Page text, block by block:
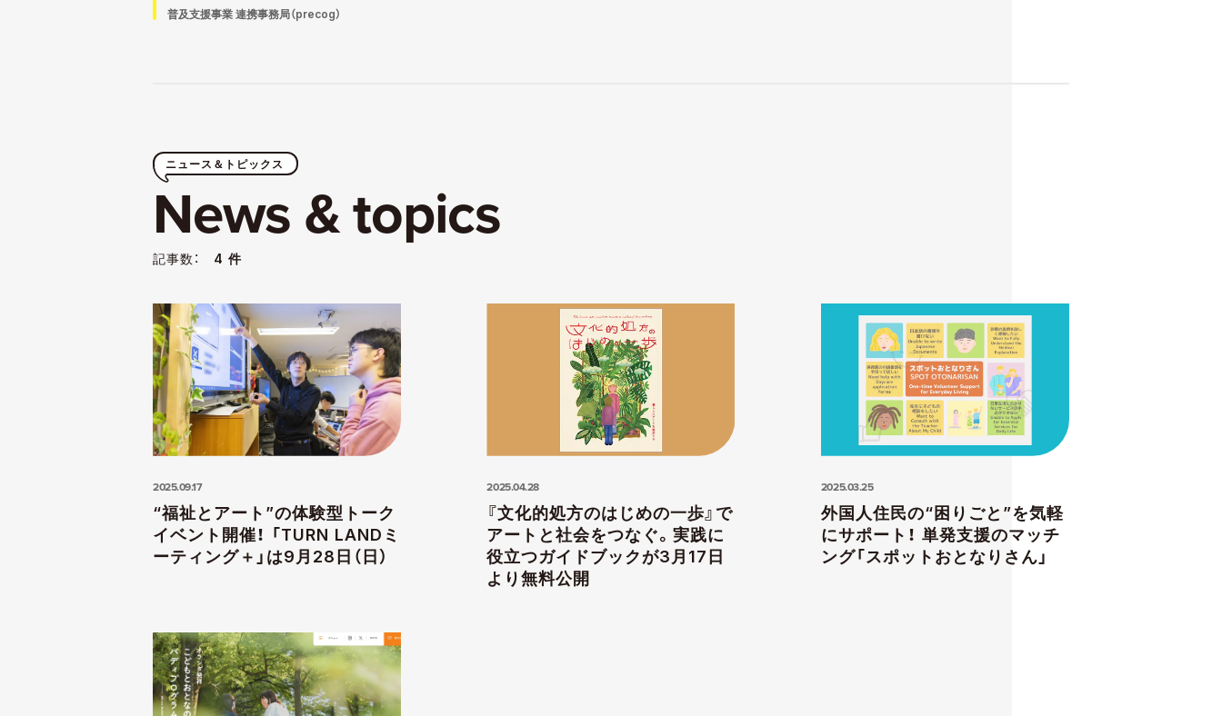
普及支援事業 連携事務局（precog）
ニュース＆トピックス
News & topics
記事数： 4 件
2025.09.17
“福祉とアート”の体験型トーク
イベント開催！ 「TURN LANDミ
ーティング＋」は9月28日（日）
2025.04.28
『文化的処方のはじめの一歩』で
アートと社会をつなぐ。実践に
役立つガイドブックが3月17日
より無料公開
2025.03.25
外国人住民の“困りごと”を気軽
にサポート！ 単発支援のマッチ
ング「スポットおとなりさん」